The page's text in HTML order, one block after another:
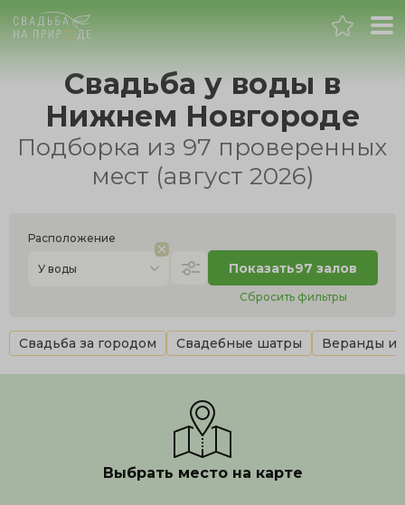
Нижний Новгород
Банкет
Свадьба
Выпускной
Новогодний корпоратив
Свадьба у воды в
Нижнем Новгороде
Подборка из 97 проверенных
мест (август 2026)
У воды
Расположение
Показать97 залов
Сбросить фильтры
Свадьба за городом Свадебные шатры Веранды и
Выбрать место на карте